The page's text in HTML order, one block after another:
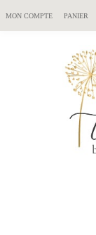
MON COMPTE PANIER